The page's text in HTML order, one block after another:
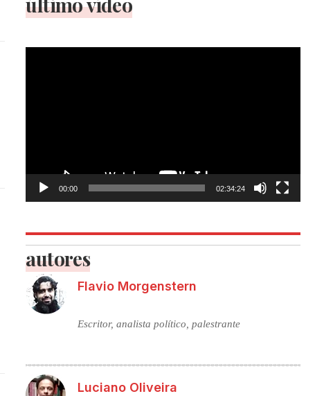
Tocador
00:00 02:34:24
autores
Flavio Morgenstern
Escritor, analista político, palestrante
Luciano Oliveira